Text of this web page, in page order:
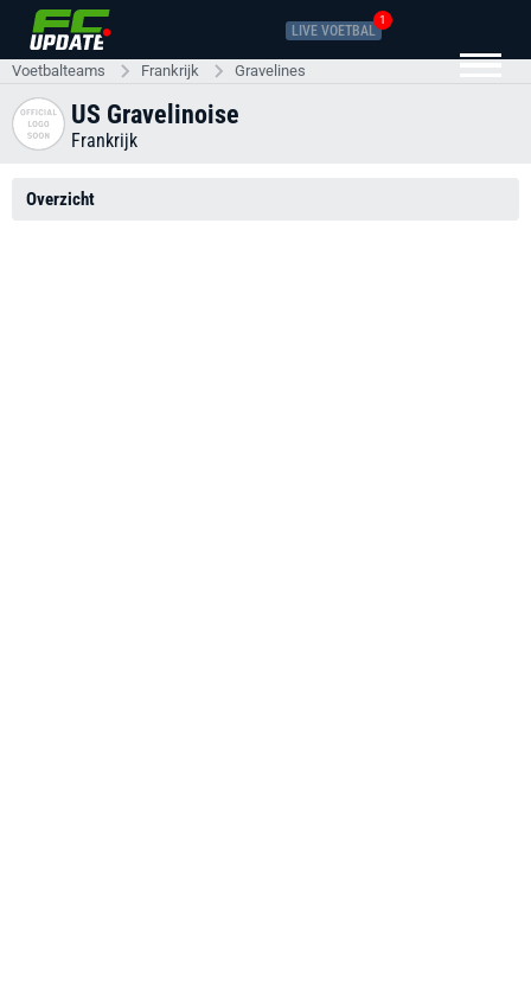
LIVE VOETBAL
1
Voetbalteams Frankrijk Gravelines
US Gravelinoise
Frankrijk
Overzicht